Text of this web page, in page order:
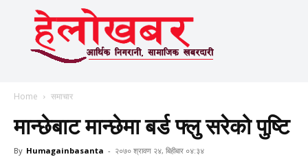
Home समाचार
मान्छेबाट मान्छेमा बर्ड फ्लु सरेको पुष्टि
By Humagainbasanta - २०७० श्रावण २४, बिहीबार ०४:३४